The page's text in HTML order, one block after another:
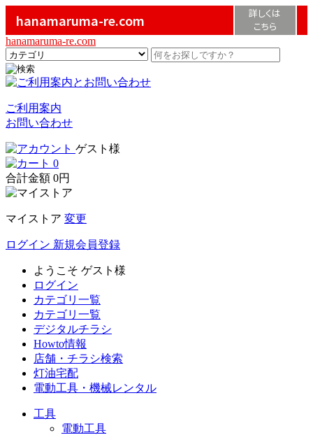
hanamaruma-re.com
詳しくは
こちら
hanamaruma-re.com
ご利用案内
お問い合わせ
ゲスト様
0
合計金額 0円
マイストア 変更
ログイン 新規会員登録
ようこそ ゲスト様
ログイン
カテゴリ一覧
カテゴリ一覧
デジタルチラシ
Howto情報
店舗・チラシ検索
灯油宅配
電動工具・機械レンタル
工具
電動工具